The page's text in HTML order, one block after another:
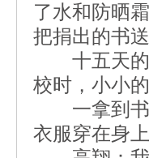
了水和防晒
把捐出的书
十五天的
校时，小小
一拿到书
衣服穿在身